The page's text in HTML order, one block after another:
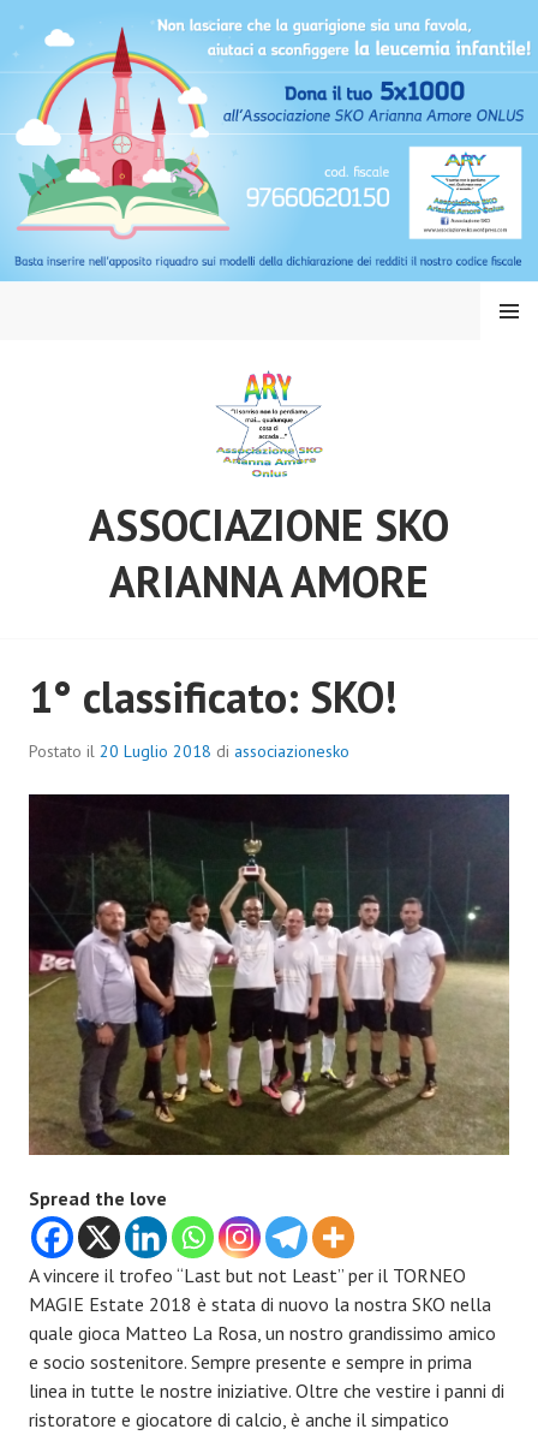
contenuto
ASSOCIAZIONE SKO
ARIANNA AMORE
MENU
1° classificato: SKO!
Postato il 20 Luglio 2018 di associazionesko
Spread the love
A vincere il trofeo “Last but not Least” per il TORNEO
MAGIE Estate 2018 è stata di nuovo la nostra SKO nella
quale gioca Matteo La Rosa, un nostro grandissimo amico
e socio sostenitore. Sempre presente e sempre in prima
linea in tutte le nostre iniziative. Oltre che vestire i panni di
ristoratore e giocatore di calcio, è anche il simpatico